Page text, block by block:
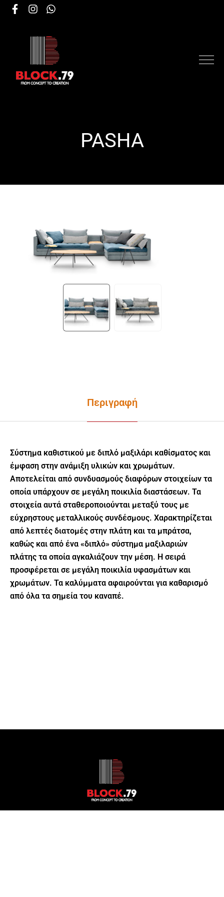
PASHA
Περιγραφή
Σύστημα καθιστικού με διπλό μαξιλάρι καθίσματος και
έμφαση στην ανάμιξη υλικών και χρωμάτων.
Αποτελείται από συνδυασμούς διαφόρων στοιχείων τα
οποία υπάρχουν σε μεγάλη ποικιλία διαστάσεων. Τα
στοιχεία αυτά σταθεροποιούνται μεταξύ τους με
εύχρηστους μεταλλικούς συνδέσμους. Χαρακτηρίζεται
από λεπτές διατομές στην πλάτη και τα μπράτσα,
καθώς και από ένα «διπλό» σύστημα μαξιλαριών
πλάτης τα οποία αγκαλιάζουν την μέση. Η σειρά
προσφέρεται σε μεγάλη ποικιλία υφασμάτων και
χρωμάτων. Τα καλύμματα αφαιρούνται για καθαρισμό
από όλα τα σημεία του καναπέ.